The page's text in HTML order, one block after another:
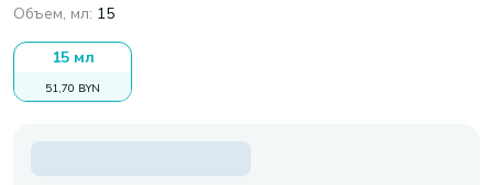
Объем, мл: 15
15 мл
51,70 BYN